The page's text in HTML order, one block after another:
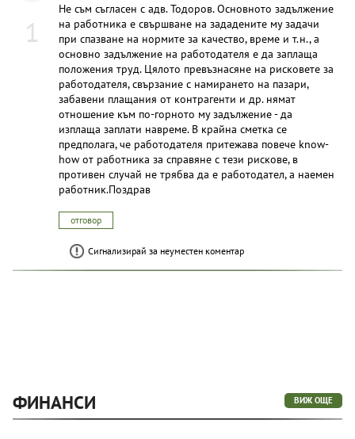
1
Не съм съгласен с адв. Тодоров. Основното задължение
на работника е свършване на зададените му задачи
при спазване на нормите за качество, време и т.н., а
основно задължение на работодателя е да заплаща
положения труд. Цялото превъзнасяне на рисковете за
работодателя, свързание с намирането на пазари,
забавени плащания от контрагенти и др. нямат
отношение към по-горното му задължение - да
изплаща заплати навреме. В крайна сметка се
предполага, че работодателя притежава повече know-
how от работника за справяне с тези рискове, в
противен случай не трябва да е работодател, а наемен
работник.Поздрав
отговор
Сигнализирай за неуместен коментар
ФИНАНСИ ВИЖ ОЩЕ